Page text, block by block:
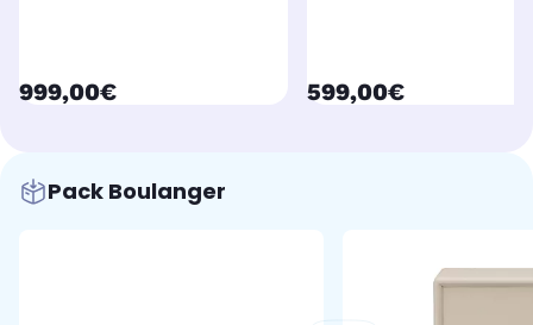
currentPrice
999,00€ currentPrice
599,00€
Pack Boulanger